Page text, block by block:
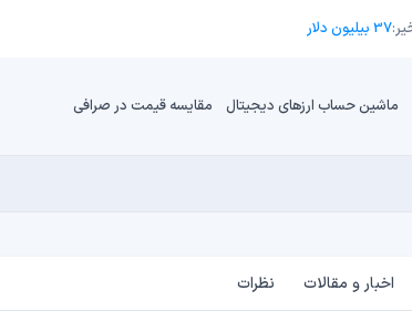
37 بیلیون دلار
ماشین حساب ارزهای دیجیتال مقایسه قیمت در صرافی
اخبار و مقالات نظرات